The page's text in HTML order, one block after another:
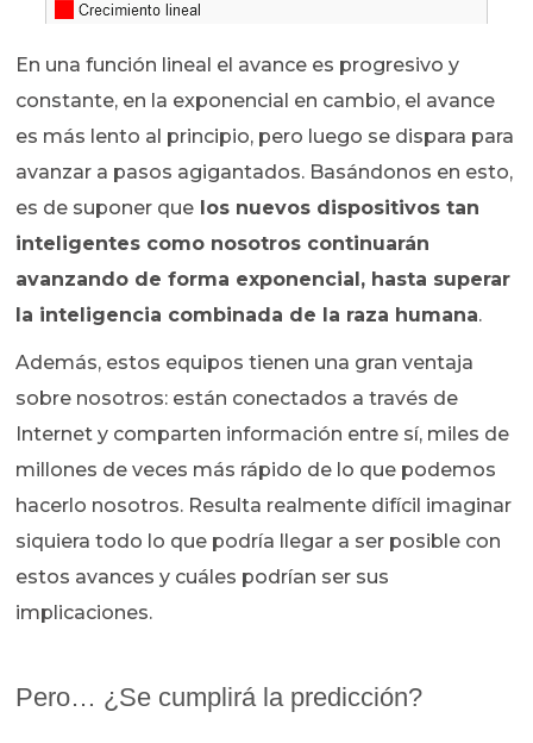
En una función lineal el avance es progresivo y
constante, en la exponencial en cambio, el avance
es más lento al principio, pero luego se dispara para
avanzar a pasos agigantados. Basándonos en esto,
es de suponer que los nuevos dispositivos tan
inteligentes como nosotros continuarán
avanzando de forma exponencial, hasta superar
la inteligencia combinada de la raza humana.
Además, estos equipos tienen una gran ventaja
sobre nosotros: están conectados a través de
Internet y comparten información entre sí, miles de
millones de veces más rápido de lo que podemos
hacerlo nosotros. Resulta realmente difícil imaginar
siquiera todo lo que podría llegar a ser posible con
estos avances y cuáles podrían ser sus
implicaciones.
Pero… ¿Se cumplirá la predicción?